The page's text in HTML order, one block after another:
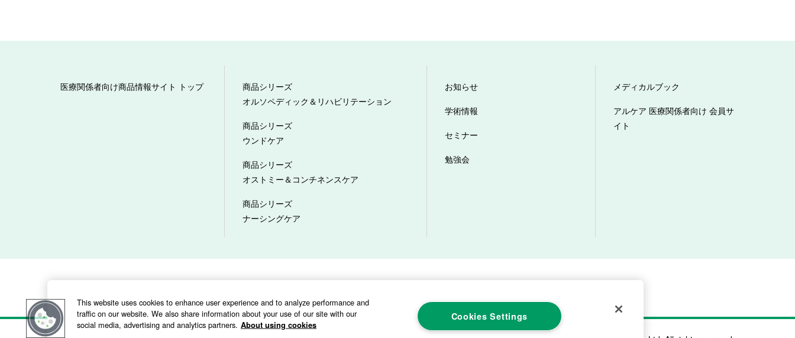
医療関係者向け商品情報サイト トップ
商品シリーズ
オルソペディック＆リハビリテーション
商品シリーズ
ウンドケア
商品シリーズ
オストミー＆コンチネンスケア
商品シリーズ
ナーシングケア
お知らせ
学術情報
セミナー
勉強会
メディカルブック
アルケア 医療関係者向け 会員サ
イト
This website uses cookies to enhance user experience and to analyze performance and
traffic on our website. We also share information about your use of our site with our
social media, advertising and analytics partners. About using cookies
Cookies Settings